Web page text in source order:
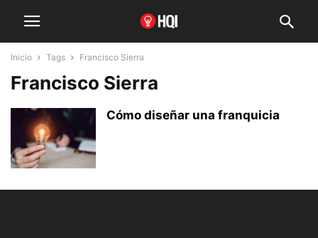
Inicio Tags Francisco Sierra
Francisco Sierra
Cómo diseñar una franquicia